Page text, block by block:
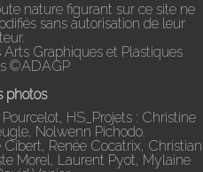
nature figurant sur ce site ne
sans autorisation de leur
Graphiques et Plastiques
©ADAGP
photos
HS_Projets : Christine
Nolwenn Pichodo.
Cibert, Renée Cocatrix, Christian
Morel, Laurent Pyot, Mylaine